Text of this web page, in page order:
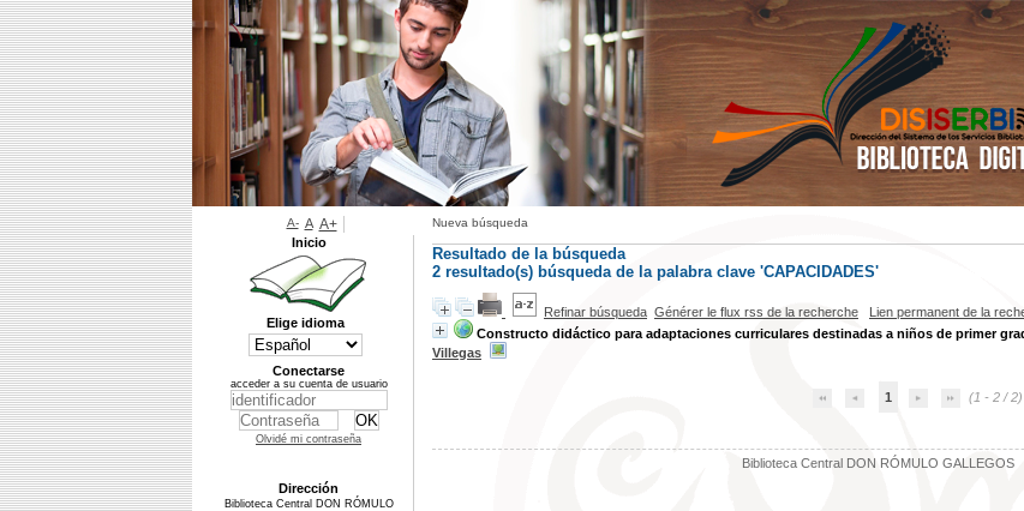
Nueva búsqueda
Resultado de la búsqueda
2 resultado(s) búsqueda de la palabra clave 'CAPACIDADES'
Refinar búsqueda Générer le flux rss de la recherche
Lien permanent de la
Constructo didáctico para adaptaciones curriculares destinadas a niños de primer
Villegas
1 (1 - 2 / 2)
Biblioteca Central DON RÓMULO GALLEGOS
A- A A+
Inicio
Elige idioma
Conectarse
acceder a su cuenta de usuario
Olvidé mi contraseña
Dirección
Biblioteca Central DON RÓMULO